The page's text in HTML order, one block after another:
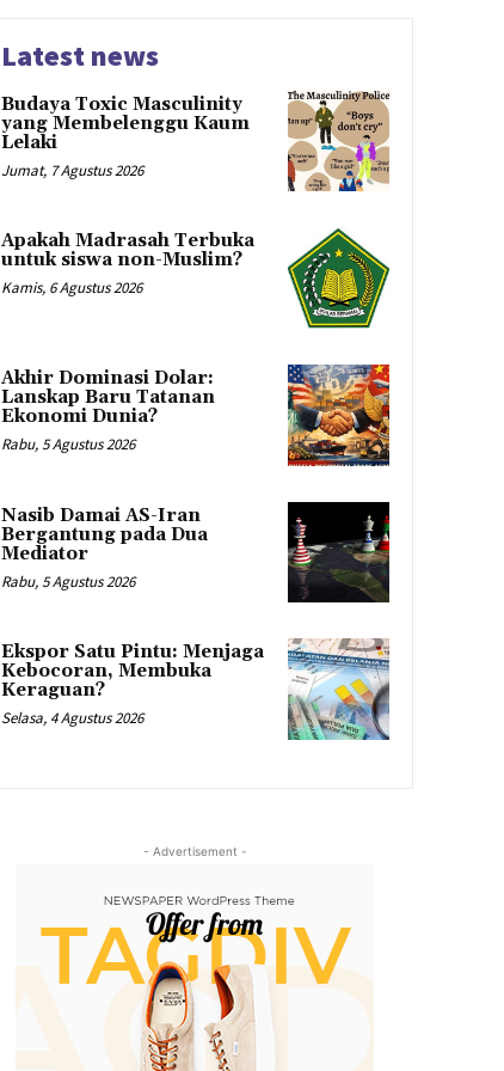
Latest news
Budaya Toxic Masculinity
yang Membelenggu Kaum
Lelaki
Jumat, 7 Agustus 2026
Apakah Madrasah Terbuka
untuk siswa non-Muslim?
Kamis, 6 Agustus 2026
Akhir Dominasi Dolar:
Lanskap Baru Tatanan
Ekonomi Dunia?
Rabu, 5 Agustus 2026
Nasib Damai AS-Iran
Bergantung pada Dua
Mediator
Rabu, 5 Agustus 2026
Ekspor Satu Pintu: Menjaga
Kebocoran, Membuka
Keraguan?
Selasa, 4 Agustus 2026
- Advertisement -